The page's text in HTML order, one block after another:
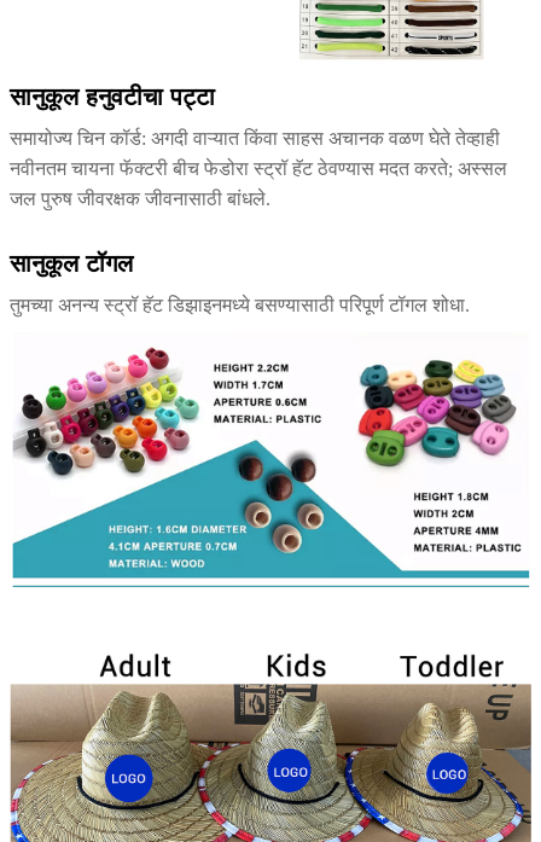
सानुकूल हनुवटीचा पट्टा
समायोज्य चिन कॉर्ड: अगदी वाऱ्यात किंवा साहस अचानक वळण घेते तेव्हाही
नवीनतम चायना फॅक्टरी बीच फेडोरा स्ट्रॉ हॅट ठेवण्यास मदत करते; अस्सल
जल पुरुष जीवरक्षक जीवनासाठी बांधले.
सानुकूल टॉगल
तुमच्या अनन्य स्ट्रॉ हॅट डिझाइनमध्ये बसण्यासाठी परिपूर्ण टॉगल शोधा.